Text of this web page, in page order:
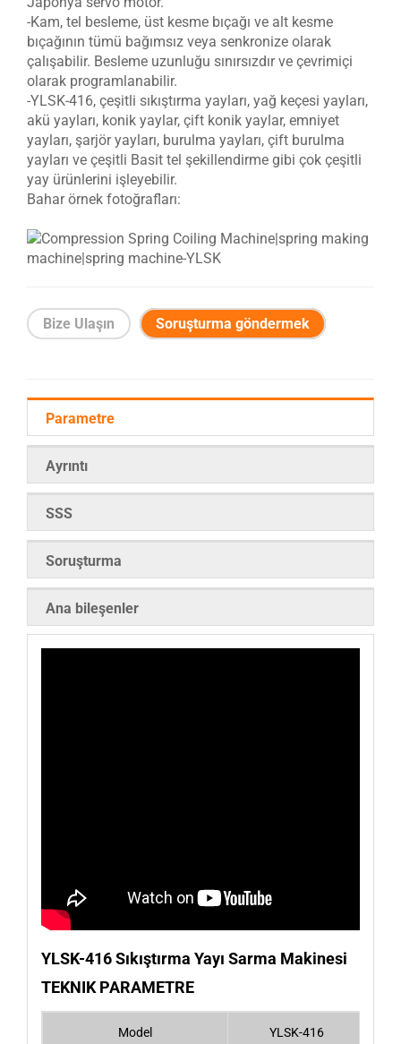
-Kam, tel besleme, üst kesme bıçağı ve alt kesme
bıçağının tümü bağımsız veya senkronize olarak
çalışabilir. Besleme uzunluğu sınırsızdır ve çevrimiçi
olarak programlanabilir.
-YLSK-416, çeşitli sıkıştırma yayları, yağ keçesi yayları,
akü yayları, konik yaylar, çift konik yaylar, emniyet
yayları, şarjör yayları, burulma yayları, çift burulma
yayları ve çeşitli Basit tel şekillendirme gibi çok çeşitli
yay ürünlerini işleyebilir.
Bahar örnek fotoğrafları:
Bize Ulaşın Soruşturma göndermek
Parametre
Ayrıntı
SSS
Soruşturma
Ana bileşenler
YLSK-416 Sıkıştırma Yayı Sarma Makinesi
TEKNIK PARAMETRE
Model YLSK-416